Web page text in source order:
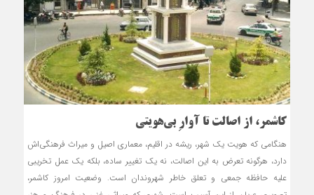
کاشمر، از اصالت تا آوارِ بی‌هویتی
هنگامی که هویت یک شهر، ریشه در اقلیم، معماری اصیل و میراث فرهنگی‌اش
دارد، هرگونه تعرض به این اصالت، نه یک تغییر ساده، بلکه یک عمل تخریبی
علیه حافظه‌ جمعی و تعلق خاطر شهروندان است. وضعیت امروز کاشمر،